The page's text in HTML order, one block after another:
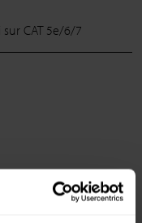
CAT 5e/6/7